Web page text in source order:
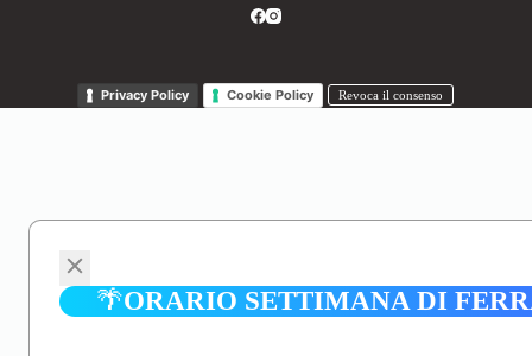
Privacy Policy Cookie Policy Revoca il consenso
🌴ORARIO SETTIMANA DI